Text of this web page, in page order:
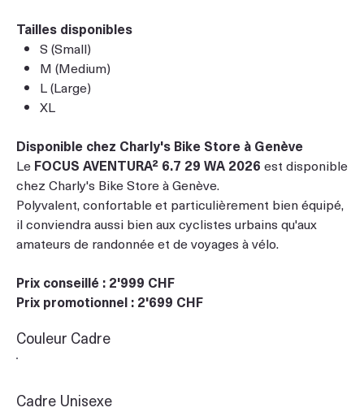
Tailles disponibles
S (Small)
M (Medium)
L (Large)
XL
Disponible chez Charly's Bike Store à Genève
Le FOCUS AVENTURA² 6.7 29 WA 2026 est disponible
chez Charly's Bike Store à Genève.
Polyvalent, confortable et particulièrement bien équipé,
il conviendra aussi bien aux cyclistes urbains qu'aux
amateurs de randonnée et de voyages à vélo.
Prix conseillé : 2'999 CHF
Prix promotionnel : 2'699 CHF
Couleur Cadre
Cadre Unisexe